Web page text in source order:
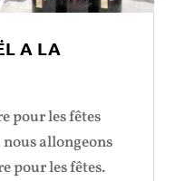
A LA
pour les fêtes
allongeons
pour les fêtes.